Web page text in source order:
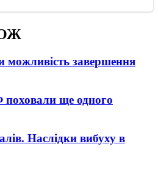
завершення
поховали ще одного
Наслідки вибуху в